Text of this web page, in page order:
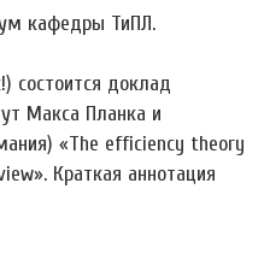
кафедры ТиПЛ.
состоится доклад
Макса Планка и
«The efficiency theory
Краткая аннотация